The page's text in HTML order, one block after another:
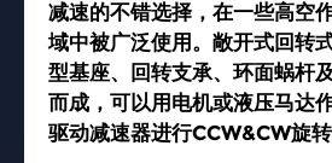
减速的不错选择，在一些高空
域中被广泛使用。敞开式回转
型基座、回转支承、环面蜗杆
而成，可以用电机或液压马达
驱动减速器进行CCW&CW旋转